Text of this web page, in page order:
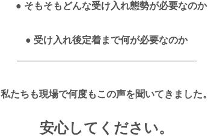
● そもそもどんな受け入れ態勢が必要なのか
● 受け入れ後定着まで何が必要なのか
———————————————————————
私たちも現場で何度もこの声を聞いてきました。
安心してください。